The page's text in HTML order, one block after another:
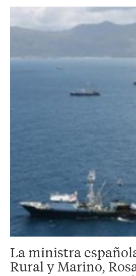
La ministra
Rural y Marino,